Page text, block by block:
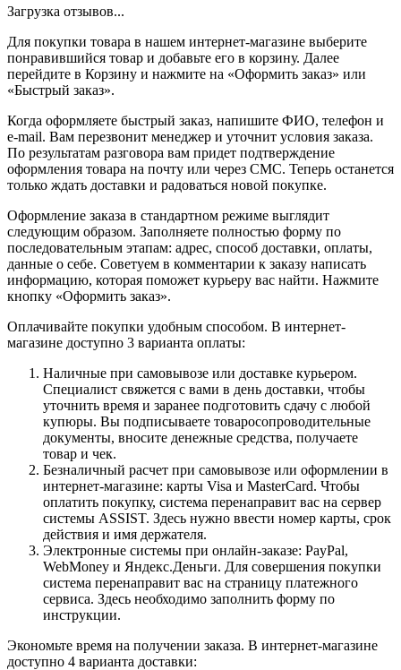
Загрузка отзывов...
Для покупки товара в нашем интернет-магазине выберите
понравившийся товар и добавьте его в корзину. Далее
перейдите в Корзину и нажмите на «Оформить заказ» или
«Быстрый заказ».
Когда оформляете быстрый заказ, напишите ФИО, телефон и
e-mail. Вам перезвонит менеджер и уточнит условия заказа.
По результатам разговора вам придет подтверждение
оформления товара на почту или через СМС. Теперь останется
только ждать доставки и радоваться новой покупке.
Оформление заказа в стандартном режиме выглядит
следующим образом. Заполняете полностью форму по
последовательным этапам: адрес, способ доставки, оплаты,
данные о себе. Советуем в комментарии к заказу написать
информацию, которая поможет курьеру вас найти. Нажмите
кнопку «Оформить заказ».
Оплачивайте покупки удобным способом. В интернет-
магазине доступно 3 варианта оплаты:
Наличные при самовывозе или доставке курьером.
Специалист свяжется с вами в день доставки, чтобы
уточнить время и заранее подготовить сдачу с любой
купюры. Вы подписываете товаросопроводительные
документы, вносите денежные средства, получаете
товар и чек.
Безналичный расчет при самовывозе или оформлении в
интернет-магазине: карты Visa и MasterCard. Чтобы
оплатить покупку, система перенаправит вас на сервер
системы ASSIST. Здесь нужно ввести номер карты, срок
действия и имя держателя.
Электронные системы при онлайн-заказе: PayPal,
WebMoney и Яндекс.Деньги. Для совершения покупки
система перенаправит вас на страницу платежного
сервиса. Здесь необходимо заполнить форму по
инструкции.
Экономьте время на получении заказа. В интернет-магазине
доступно 4 варианта доставки: